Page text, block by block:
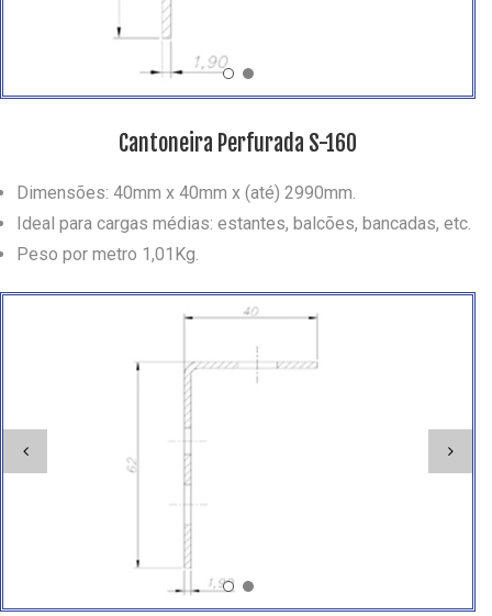
Cantoneira Perfurada S-160
Dimensões: 40mm x 40mm x (até) 2990mm.
Ideal para cargas médias: estantes, balcões, bancadas, etc.
Peso por metro 1,01Kg.